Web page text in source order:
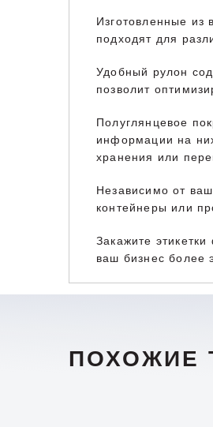
Изготовленные из
подходят для
Удобный рулон
позволит
Полуглянцевое
информации на
хранения или
Независимо от
контейнеры или
Закажите
ваш бизнес более
ПОХОЖИЕ